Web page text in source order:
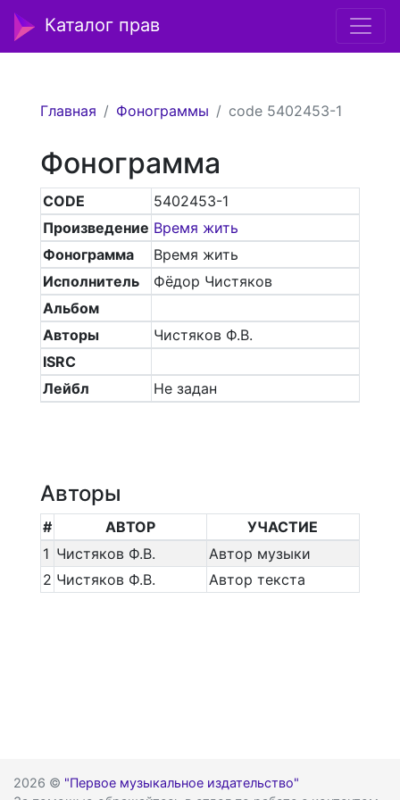
Каталог прав
Главная Фонограммы code 5402453-1
Фонограмма
CODE
5402453-1
Произведение Время жить
Фонограмма
Время жить
Исполнитель
Фёдор Чистяков
Альбом
Авторы
Чистяков Ф.В.
ISRC
Лейбл
Не задан
Авторы
# АВТОР
УЧАСТИЕ
1 Чистяков Ф.В.
Автор музыки
2 Чистяков Ф.В. Автор текста
2026 © "Первое музыкальное издательство"